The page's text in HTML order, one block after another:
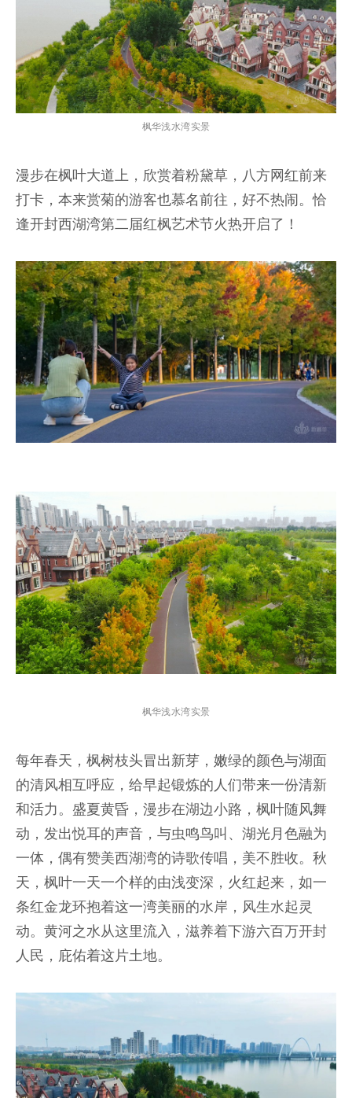
枫华浅水湾实景
漫步在枫叶大道上，欣赏着粉黛草，八方网红前来
打卡，本来赏菊的游客也慕名前往，好不热闹。恰
逢开封西湖湾第二届红枫艺术节火热开启了！
枫华浅水湾实景
每年春天，枫树枝头冒出新芽，嫩绿的颜色与湖面
的清风相互呼应，给早起锻炼的人们带来一份清新
和活力。盛夏黄昏，漫步在湖边小路，枫叶随风舞
动，发出悦耳的声音，与虫鸣鸟叫、湖光月色融为
一体，偶有赞美西湖湾的诗歌传唱，美不胜收。秋
天，枫叶一天一个样的由浅变深，火红起来，如一
条红金龙环抱着这一湾美丽的水岸，风生水起灵
动。黄河之水从这里流入，滋养着下游六百万开封
人民，庇佑着这片土地。